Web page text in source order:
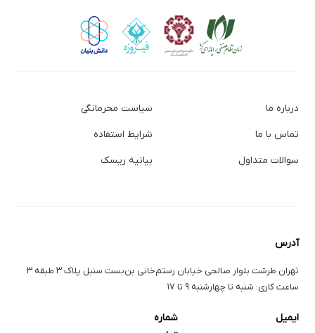
درباره ما
تماس با ما
سوالات متداول
سیاست محرمانگی
شرایط استفاده
بیانیه ریسک
آدرس
تهران طرشت بلوار صالحی خیابان رستم‌خانی بن‌بست سنبل پلاک ۳ طبقه ۳
ساعت کاری: شنبه تا چهارشنبه ۹ تا ۱۷
ایمیل
شماره